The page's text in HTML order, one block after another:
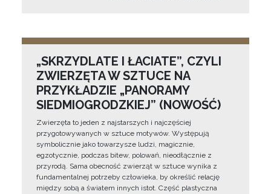
„SKRZYDLATE I ŁACIATE”, CZYLI
ZWIERZĘTA W SZTUCE NA
PRZYKŁADZIE „PANORAMY
SIEDMIOGRODZKIEJ” (NOWOŚĆ)
Zwierzęta to jeden z najstarszych i najczęściej
przygotowywanych w sztuce motywów. Występują
symbolicznie jako towarzysze ludzi, magicznie,
egzotycznie, podczas bitew, polowań, nieodłącznie z
przyrodą. Sama obecność zwierząt w sztuce wynika z
fundamentalnej potrzeby człowieka, by określić relację
między sobą a światem innych istot. Część plastyczna